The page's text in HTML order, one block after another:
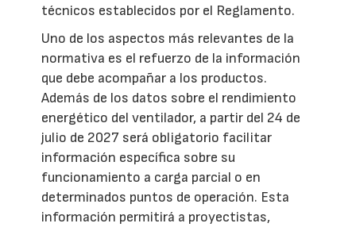
técnicos establecidos por el Reglamento.
Uno de los aspectos más relevantes de la
normativa es el refuerzo de la información
que debe acompañar a los productos.
Además de los datos sobre el rendimiento
energético del ventilador, a partir del 24 de
julio de 2027 será obligatorio facilitar
información específica sobre su
funcionamiento a carga parcial o en
determinados puntos de operación. Esta
información permitirá a proyectistas,